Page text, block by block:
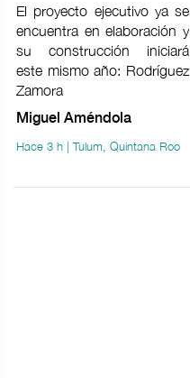
El proyecto ejecutivo ya se
encuentra en elaboración y
su construcción iniciará
este mismo año: Rodríguez
Zamora
Miguel Améndola
Hace 3 h | Tulum, Quintana Roo